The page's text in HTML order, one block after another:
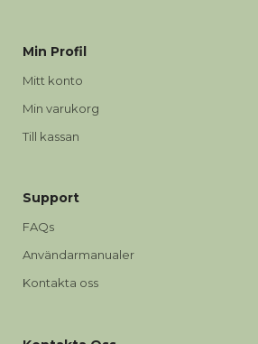
Min Profil
Mitt konto
Min varukorg
Till kassan
Support
FAQs
Användarmanualer
Kontakta oss